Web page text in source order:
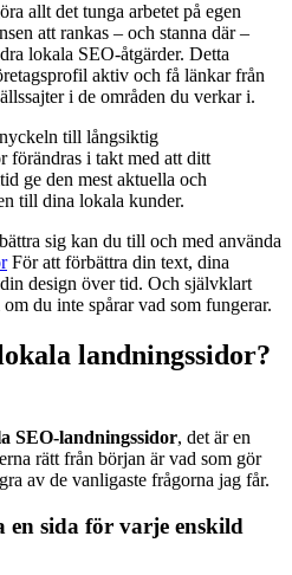
allt det tunga arbetet på egen
att rankas – och stanna där –
lokala SEO-åtgärder. Detta
aktiv och få länkar från
i de områden du verkar i.
till långsiktig
förändras i takt med att ditt
ge den mest aktuella och
till dina lokala kunder.
sig kan du till och med använda
För att förbättra din text, dina
design över tid. Och självklart
du inte spårar vad som fungerar.
landningssidor?
SEO-landningssidor, det är en
rätt från början är vad som gör
av de vanligaste frågorna jag får.
en sida för varje enskild